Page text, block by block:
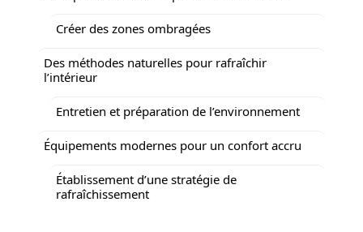
Créer des zones ombragées
Des méthodes naturelles pour rafraîchir
l’intérieur
Entretien et préparation de l’environnement
Équipements modernes pour un confort accru
Établissement d’une stratégie de
rafraîchissement